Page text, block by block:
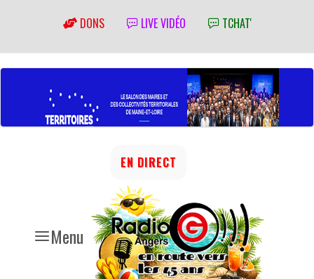
DONS LIVE VIDÉO TCHAT'
Menu
EN DIRECT